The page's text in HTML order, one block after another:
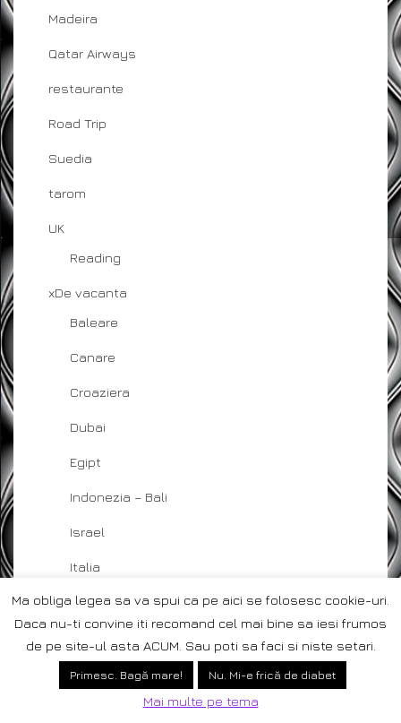
Madeira
Qatar Airways
restaurante
Road Trip
Suedia
tarom
UK
Reading
xDe vacanta
Baleare
Canare
Croaziera
Dubai
Egipt
Indonezia – Bali
Israel
Italia
Jamaica
Maldive
Ma obliga legea sa va spui ca pe aici se folosesc cookie-uri.
Daca nu-ti convine iti recomand cel mai bine sa iesi frumos
de pe site-ul asta ACUM. Sau poti sa faci si niste setari.
Primesc. Bagă mare! Nu. Mi-e frică de diabet
Mai multe pe tema